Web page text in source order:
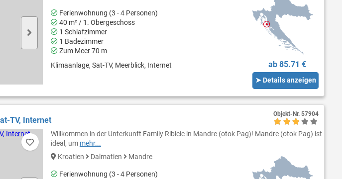
Ferienwohnung (3 - 4 Personen)
40 m² / 1. Obergeschoss
1 Schlafzimmer
1 Badezimmer
Zum Meer 70 m
Klimaanlage, Sat-TV, Meerblick, Internet
ab 85.71 €
➤ Details anzeigen
TV, Internet
Willkommen in der Unterkunft Family Ribicic in Mandre (otok Pag)! Mandre (otok Pag) ist
ideal, um mehr...
Kroatien
Dalmatien Mandre
Ferienwohnung (3 - 4 Personen)
Objekt-Nr. 57904